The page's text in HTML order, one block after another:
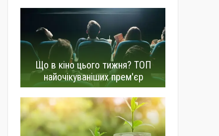
Що в кіно цього тижня? ТОП
найочікуваніших прем'єр